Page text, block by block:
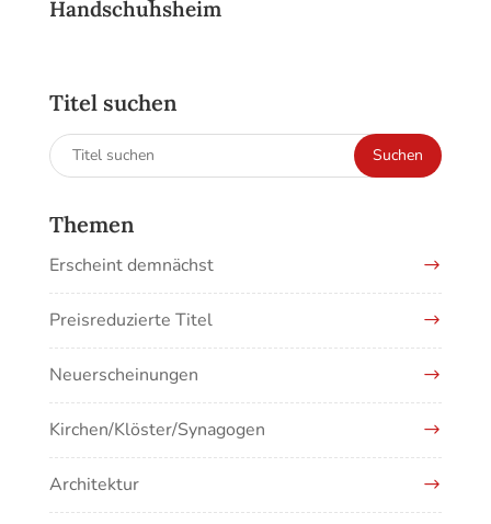
Handschuhsheim
Titel suchen
Suchen
nach:
Suchen
Themen
Erscheint demnächst
Preisreduzierte Titel
Neuerscheinungen
Kirchen/Klöster/Synagogen
Architektur